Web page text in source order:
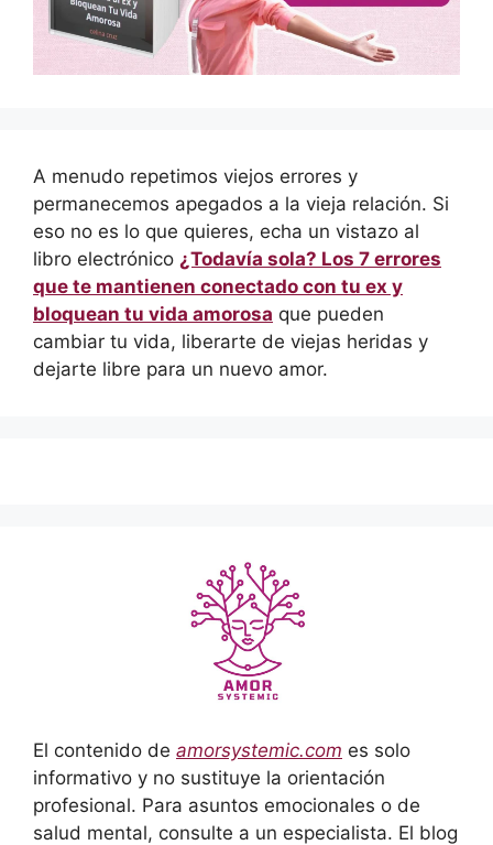
A menudo repetimos viejos errores y
permanecemos apegados a la vieja relación. Si
eso no es lo que quieres, echa un vistazo al
libro electrónico ¿Todavía sola? Los 7 errores
que te mantienen conectado con tu ex y
bloquean tu vida amorosa que pueden
cambiar tu vida, liberarte de viejas heridas y
dejarte libre para un nuevo amor.
El contenido de amorsystemic.com es solo
informativo y no sustituye la orientación
profesional. Para asuntos emocionales o de
salud mental, consulte a un especialista. El blog